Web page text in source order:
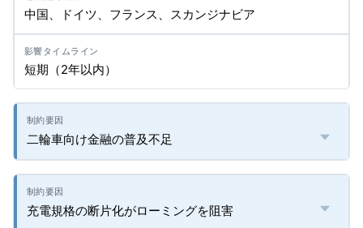
中国、ドイツ、フランス、スカンジナビア
短期（2年以内）
二輪車向け金融の普及不足
充電規格の断片化がローミングを阻害